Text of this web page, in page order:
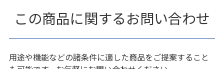
この商品に関するお問い合わせ
用途や機能などの諸条件に適した商品をご提案すること